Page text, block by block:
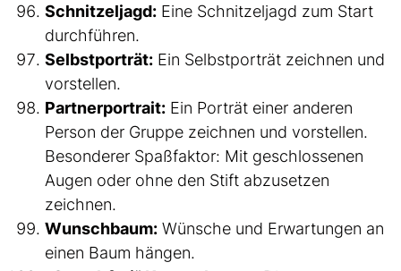
Schnitzeljagd: Eine Schnitzeljagd zum Start
durchführen.
Selbstporträt: Ein Selbstporträt zeichnen und
vorstellen.
Partnerportrait: Ein Porträt einer anderen
Person der Gruppe zeichnen und vorstellen.
Besonderer Spaßfaktor: Mit geschlossenen
Augen oder ohne den Stift abzusetzen
zeichnen.
Wunschbaum: Wünsche und Erwartungen an
einen Baum hängen.